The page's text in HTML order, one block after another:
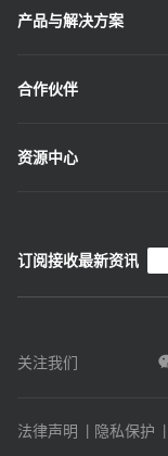
产品与解决方案
合作伙伴
资源中心
订阅接收最新资讯
关注我们
法律声明 隐私保护